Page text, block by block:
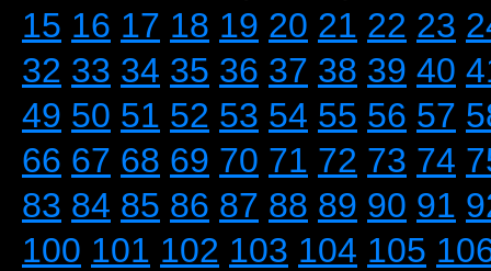
15 16 17 18 19 20 21 22 23
32 33 34 35 36 37 38 39 40
49 50 51 52 53 54 55 56 57
66 67 68 69 70 71 72 73 74
83 84 85 86 87 88 89 90 91
100 101 102 103 104 105